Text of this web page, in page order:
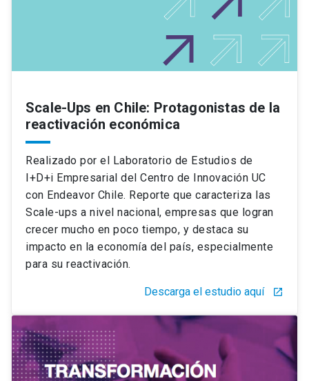
Scale-Ups en Chile: Protagonistas de la
reactivación económica
Realizado por el Laboratorio de Estudios de
I+D+i Empresarial del Centro de Innovación UC
con Endeavor Chile. Reporte que caracteriza las
Scale-ups a nivel nacional, empresas que logran
crecer mucho en poco tiempo, y destaca su
impacto en la economía del país, especialmente
para su reactivación.
Descarga el estudio aquí launch